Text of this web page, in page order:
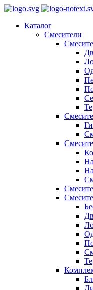
Каталог
Смесители